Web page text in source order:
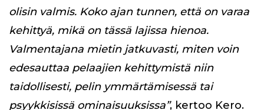
olisin valmis. Koko ajan tunnen, että on varaa
kehittyä, mikä on tässä lajissa hienoa.
Valmentajana mietin jatkuvasti, miten voin
edesauttaa pelaajien kehittymistä niin
taidollisesti, pelin ymmärtämisessä tai
psyykkisissä ominaisuuksissa”, kertoo Kero.